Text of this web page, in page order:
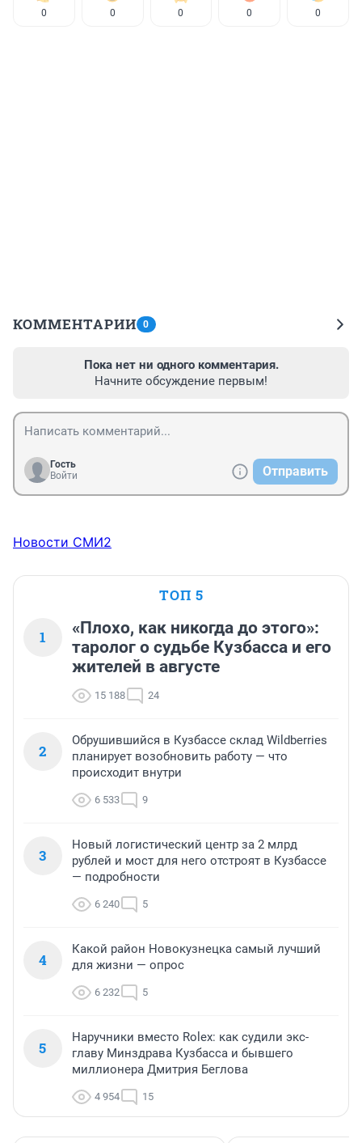
0 0 0 0 0
КОММЕНТАРИИ 0
Пока нет ни одного комментария.
Начните обсуждение первым!
Гость
Войти
Отправить
Новости СМИ2
ТОП 5
1
«Плохо, как никогда до этого»:
таролог о судьбе Кузбасса и его
жителей в августе
15 188 24
2
Обрушившийся в Кузбассе склад Wildberries
планирует возобновить работу — что
происходит внутри
6 533 9
3
Новый логистический центр за 2 млрд
рублей и мост для него отстроят в Кузбассе
— подробности
6 240 5
4
Какой район Новокузнецка самый лучший
для жизни — опрос
6 232 5
5
Наручники вместо Rolex: как судили экс-
главу Минздрава Кузбасса и бывшего
миллионера Дмитрия Беглова
4 954 15